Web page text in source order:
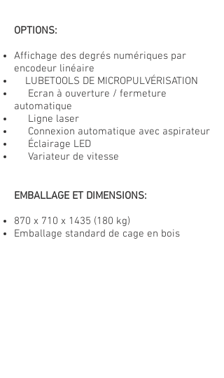
OPTIONS:
Affichage des degrés numériques par
encodeur linéaire
LUBETOOLS DE MICROPULVÉRISATION
Ecran à ouverture / fermeture
automatique
Ligne laser
Connexion automatique avec aspirateur
Éclairage LED
Variateur de vitesse
EMBALLAGE ET DIMENSIONS:
870 x 710 x 1435 (180 kg)
Emballage standard de cage en bois